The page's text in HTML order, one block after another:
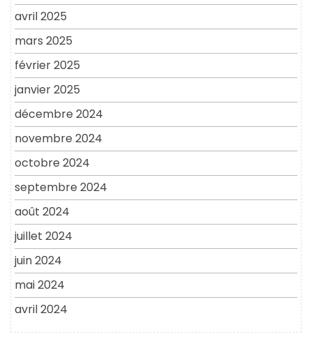
avril 2025
mars 2025
février 2025
janvier 2025
décembre 2024
novembre 2024
octobre 2024
septembre 2024
août 2024
juillet 2024
juin 2024
mai 2024
avril 2024